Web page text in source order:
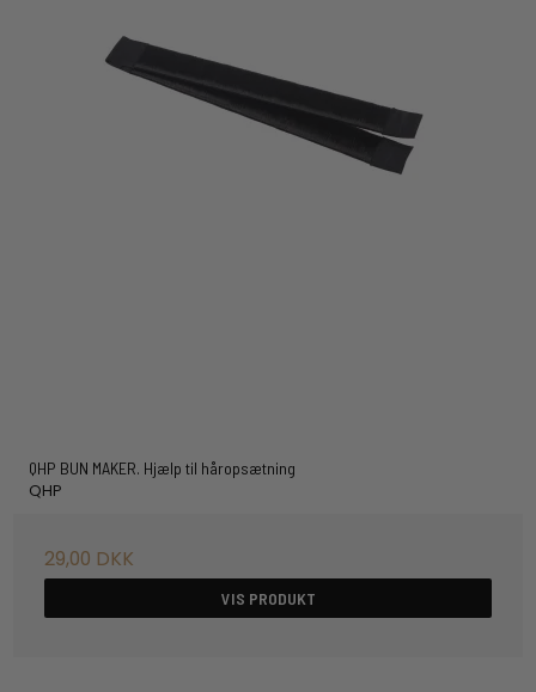
QHP BUN MAKER. Hjælp til håropsætning
QHP
29,00 DKK
VIS PRODUKT